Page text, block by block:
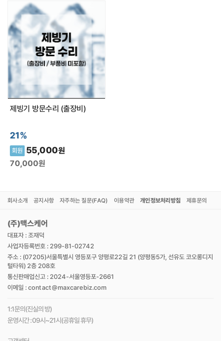
제빙기 방문수리 (출장비)
21%
회원 55,000원
70,000원
회사소개 공지사항 자주하는 질문(FAQ) 이용약관 개인정보처리방침 제휴문의
(주)맥스케어
대표자 : 조재덕
사업자등록번호 : 299-81-02742
주소 : (07205)서울특별시 영등포구 양평로22길 21 (양평동5가, 선유도 코오롱디지
털타워) 2층 208호
통신판매업신고 : 2024-서울영등포-2661
이메일 : contact@maxcarebiz.com
1:1문의(진실의 방)
운영시간 : 09시~21시(공휴일 휴무)